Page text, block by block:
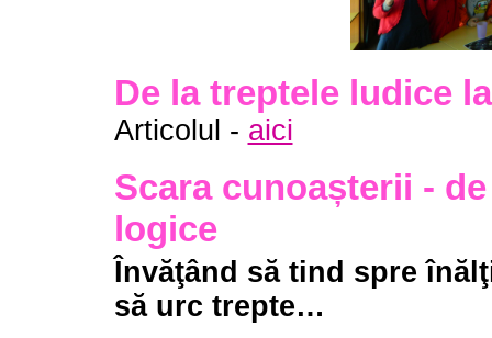
De la treptele ludice
Articolul - aici
Scara cunoașterii -
logice
Învăţând să tind spre
să urc trepte…